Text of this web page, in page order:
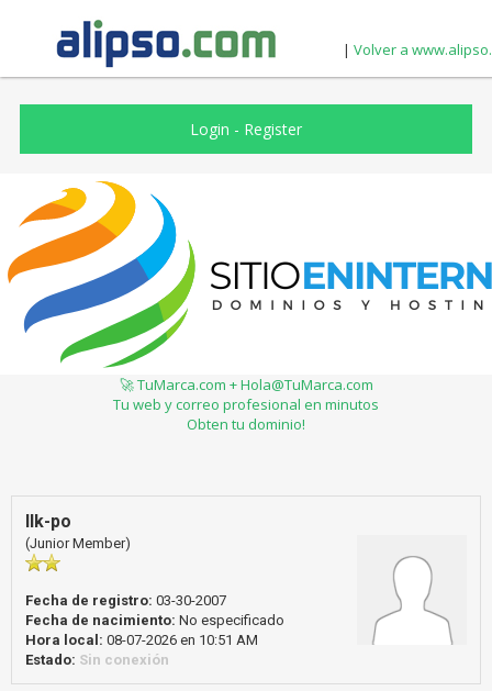
| Volver a
Login - Register
🚀 TuMarca.com + Hola@TuMarca.com
Tu web y correo profesional en minutos
Obten tu dominio!
Ilk-po
(Junior Member)
Fecha de registro: 03-30-2007
Fecha de nacimiento: No especificado
Hora local: 08-07-2026 en 10:51 AM
Estado: Sin conexión